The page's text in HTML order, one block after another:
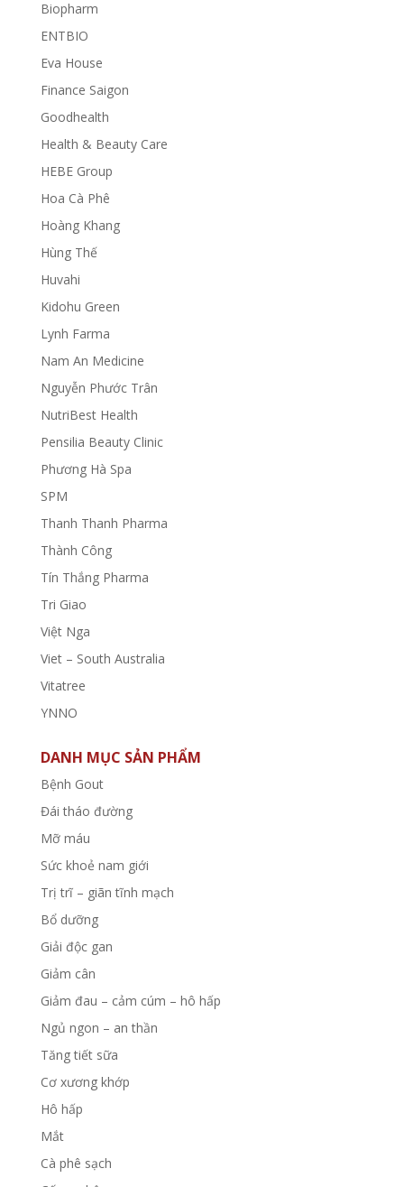
Biopharm
ENTBIO
Eva House
Finance Saigon
Goodhealth
Health & Beauty Care
HEBE Group
Hoa Cà Phê
Hoàng Khang
Hùng Thế
Huvahi
Kidohu Green
Lynh Farma
Nam An Medicine
Nguyễn Phước Trân
NutriBest Health
Pensilia Beauty Clinic
Phương Hà Spa
SPM
Thanh Thanh Pharma
Thành Công
Tín Thắng Pharma
Tri Giao
Việt Nga
Viet – South Australia
Vitatree
YNNO
DANH MỤC SẢN PHẨM
Bệnh Gout
Đái tháo đường
Mỡ máu
Sức khoẻ nam giới
Trị trĩ – giãn tĩnh mạch
Bổ dưỡng
Giải độc gan
Giảm cân
Giảm đau – cảm cúm – hô hấp
Ngủ ngon – an thần
Tăng tiết sữa
Cơ xương khớp
Hô hấp
Mắt
Cà phê sạch